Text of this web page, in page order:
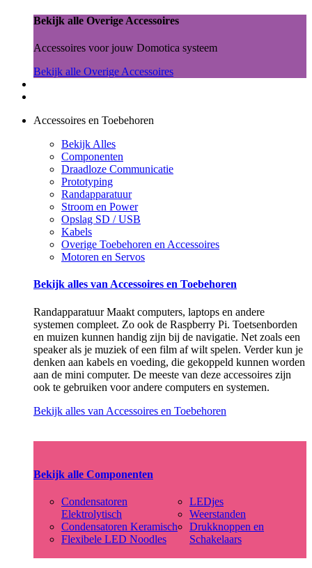
Bekijk alle Overige Accessoires
Accessoires voor jouw Domotica systeem
Bekijk alle Overige Accessoires
Accessoires en Toebehoren
Bekijk Alles
Componenten
Draadloze Communicatie
Prototyping
Randapparatuur
Stroom en Power
Opslag SD / USB
Kabels
Overige Toebehoren en Accessoires
Motoren en Servos
Bekijk alles van Accessoires en Toebehoren
Randapparatuur Maakt computers, laptops en andere
systemen compleet. Zo ook de Raspberry Pi. Toetsenborden
en muizen kunnen handig zijn bij de navigatie. Net zoals een
speaker als je muziek of een film af wilt spelen. Verder kun je
denken aan kabels en voeding, die gekoppeld kunnen worden
aan de mini computer. De meeste van deze accessoires zijn
ook te gebruiken voor andere computers en systemen.
Bekijk alles van Accessoires en Toebehoren
Bekijk alle Componenten
Condensatoren
Elektrolytisch
Condensatoren Keramisch
Flexibele LED Noodles
LEDjes
Weerstanden
Drukknoppen en
Schakelaars